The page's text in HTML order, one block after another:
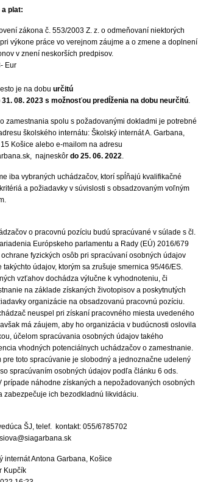
a plat:
zákona č. 553/2003 Z. z. o odmeňovaní niektorých
výkone práce vo verejnom záujme a o zmene a doplnení
v znení neskorších predpisov.
Eur
je na dobu určitú
31. 08. 2023 s možnosťou predĺženia na dobu neurčitú.
zamestnania spolu s požadovanými dokladmi je potrebné
školského internátu: Školský internát A. Garbana,
Košice alebo e-mailom na adresu
najneskôr do 25. 06. 2022.
iba vybraných uchádzačov, ktorí spĺňajú kvalifikačné
a požiadavky v súvislosti s obsadzovaným voľným
o pracovnú pozíciu budú spracúvané v súlade s čl.
Európskeho parlamentu a Rady (EÚ) 2016/679
fyzických osôb pri spracúvaní osobných údajov
údajov, ktorým sa zrušuje smernica 95/46/ES.
vzťahov dochádza výlučne k vyhodnoteniu, či
na základe získaných životopisov a poskytnutých
organizácie na obsadzovanú pracovnú pozíciu.
neuspel pri získaní pracovného miesta uvedeného
má záujem, aby ho organizácia v budúcnosti oslovila
účelom spracúvania osobných údajov takého
vhodných potenciálnych uchádzačov o zamestnanie.
pre toto spracúvanie je slobodný a jednoznačne udelený
spracúvaním osobných údajov podľa článku 6 ods.
prípade náhodne získaných a nepožadovaných osobných
zabezpečuje ich bezodkladnú likvidáciu.
ŠJ, telef. kontakt: 055/6785702
internát Antona Garbana, Košice
Kupčík